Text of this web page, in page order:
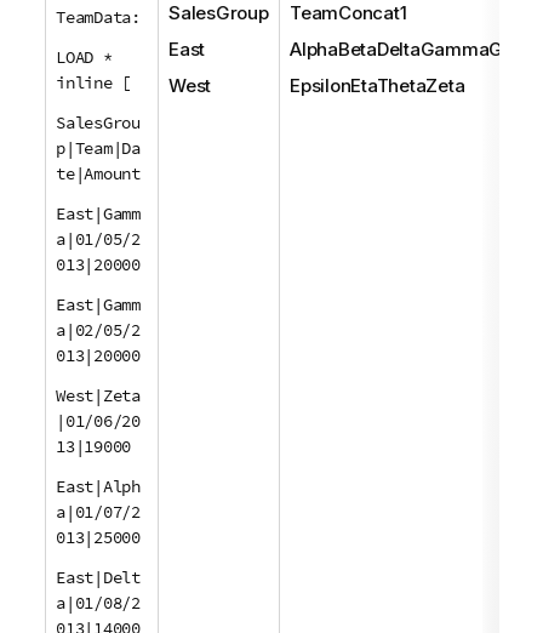
TeamData:
LOAD *
inline [
SalesGrou
p|Team|Da
te|Amount
East|Gamm
a|01/05/2
013|20000
East|Gamm
a|02/05/2
013|20000
West|Zeta
|01/06/20
13|19000
East|Alph
a|01/07/2
013|25000
East|Delt
a|01/08/2
SalesGroup
East
West
TeamConcat1
EpsilonEtaThetaZeta